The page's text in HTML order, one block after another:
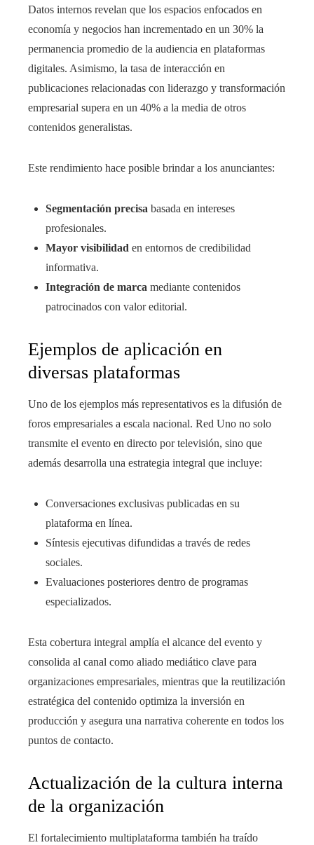
Datos internos revelan que los espacios enfocados en
economía y negocios han incrementado en un 30% la
permanencia promedio de la audiencia en plataformas
digitales. Asimismo, la tasa de interacción en
publicaciones relacionadas con liderazgo y transformación
empresarial supera en un 40% a la media de otros
contenidos generalistas.
Este rendimiento hace posible brindar a los anunciantes:
Segmentación precisa basada en intereses
profesionales.
Mayor visibilidad en entornos de credibilidad
informativa.
Integración de marca mediante contenidos
patrocinados con valor editorial.
Ejemplos de aplicación en
diversas plataformas
Uno de los ejemplos más representativos es la difusión de
foros empresariales a escala nacional. Red Uno no solo
transmite el evento en directo por televisión, sino que
además desarrolla una estrategia integral que incluye:
Conversaciones exclusivas publicadas en su
plataforma en línea.
Síntesis ejecutivas difundidas a través de redes
sociales.
Evaluaciones posteriores dentro de programas
especializados.
Esta cobertura integral amplía el alcance del evento y
consolida al canal como aliado mediático clave para
organizaciones empresariales, mientras que la reutilización
estratégica del contenido optimiza la inversión en
producción y asegura una narrativa coherente en todos los
puntos de contacto.
Actualización de la cultura interna
de la organización
El fortalecimiento multiplataforma también ha traído